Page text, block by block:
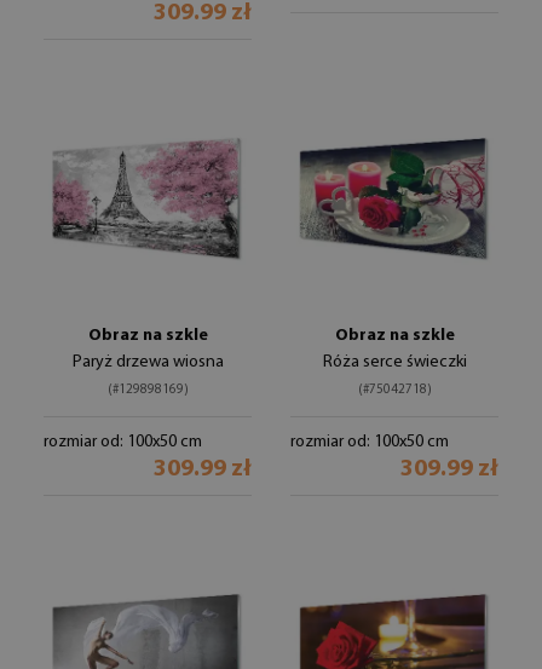
309.99 zł
Obraz na szkle
Paryż drzewa wiosna
(#129898169)
rozmiar od: 100x50 cm
309.99 zł
Obraz na szkle
Róża serce świeczki
(#75042718)
rozmiar od: 100x50 cm
309.99 zł